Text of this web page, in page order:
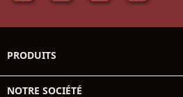
PRODUITS
NOTRE SOCIÉTÉ